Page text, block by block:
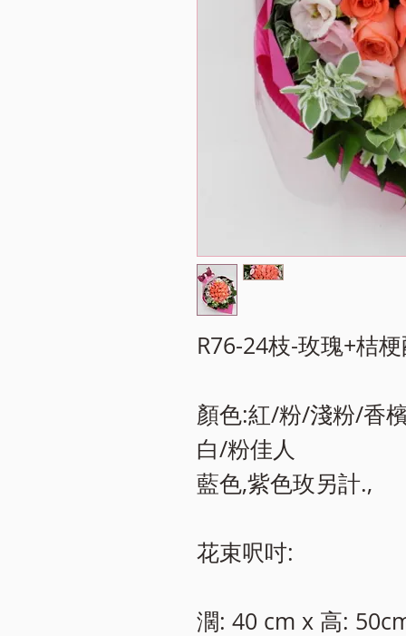
R76-24枝-玫瑰+桔
顏色:紅/粉/淺粉/香
白/粉佳人 ​
藍色,紫色玫另計.,
花束呎吋:
濶: 40 cm x 高: